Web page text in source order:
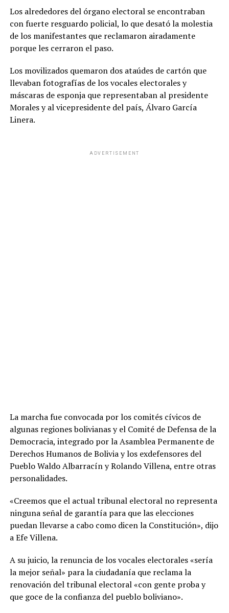
Los alrededores del órgano electoral se encontraban
con fuerte resguardo policial, lo que desató la molestia
de los manifestantes que reclamaron airadamente
porque les cerraron el paso.
Los movilizados quemaron dos ataúdes de cartón que
llevaban fotografías de los vocales electorales y
máscaras de esponja que representaban al presidente
Morales y al vicepresidente del país, Álvaro García
Linera.
ADVERTISEMENT
La marcha fue convocada por los comités cívicos de
algunas regiones bolivianas y el Comité de Defensa de la
Democracia, integrado por la Asamblea Permanente de
Derechos Humanos de Bolivia y los exdefensores del
Pueblo Waldo Albarracín y Rolando Villena, entre otras
personalidades.
«Creemos que el actual tribunal electoral no representa
ninguna señal de garantía para que las elecciones
puedan llevarse a cabo como dicen la Constitución», dijo
a Efe Villena.
A su juicio, la renuncia de los vocales electorales «sería
la mejor señal» para la ciudadanía que reclama la
renovación del tribunal electoral «con gente proba y
que goce de la confianza del pueblo boliviano».